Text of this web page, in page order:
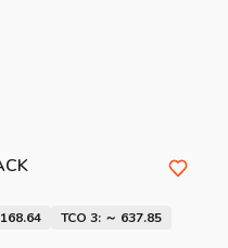
TCO 3: ～ 637.85